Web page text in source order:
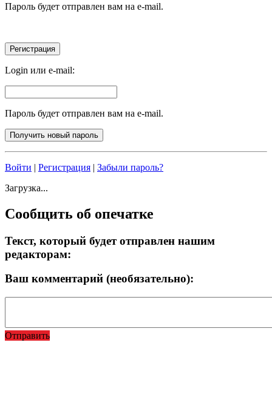
Пароль будет отправлен вам на e-mail.
Login или e-mail:
Пароль будет отправлен вам на e-mail.
Войти | Регистрация | Забыли пароль?
Загрузка...
Сообщить об опечатке
Текст, который будет отправлен нашим
редакторам:
Ваш комментарий (необязательно):
Отправить